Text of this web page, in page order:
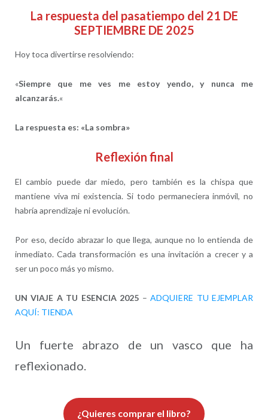
La respuesta del pasatiempo del 21 DE
SEPTIEMBRE DE 2025
Hoy toca divertirse resolviendo:
«Siempre que me ves me estoy yendo, y nunca me
alcanzarás.«
La respuesta es: «La sombra»
Reflexión final
El cambio puede dar miedo, pero también es la chispa que
mantiene viva mi existencia. Si todo permaneciera inmóvil, no
habría aprendizaje ni evolución.
Por eso, decido abrazar lo que llega, aunque no lo entienda de
inmediato. Cada transformación es una invitación a crecer y a
ser un poco más yo mismo.
UN VIAJE A TU ESENCIA 2025 –ADQUIERE TU EJEMPLAR
AQUÍ: TIENDA
Un fuerte abrazo de un vasco que ha
reflexionado.
¿Quieres comprar el libro?